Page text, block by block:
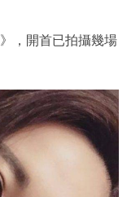
》，開首已拍攝幾場